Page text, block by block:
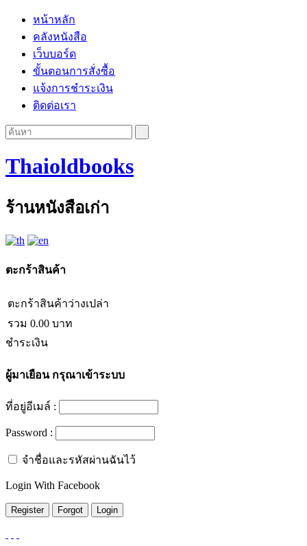
หน้าหลัก
คลังหนังสือ
เว็บบอร์ด
ขั้นตอนการสั่งซื้อ
แจ้งการชำระเงิน
ติดต่อเรา
Thaioldbooks
ร้านหนังสือเก่า
ตะกร้าสินค้า
ตะกร้าสินค้าว่างเปล่า
รวม 0.00 บาท
ชำระเงิน
ผู้มาเยือนกรุณาเข้าระบบ
ที่อยู่อีเมล์ :
Password :
จำชื่อและรหัสผ่านฉันไว้
Login With Facebook